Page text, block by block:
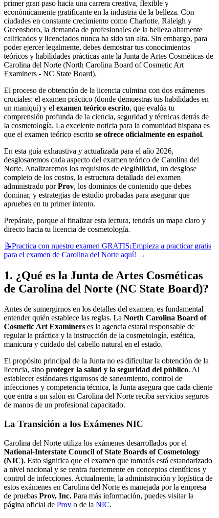
primer gran paso hacia una carrera creativa, flexible y
económicamente gratificante en la industria de la belleza. Con
ciudades en constante crecimiento como Charlotte, Raleigh y
Greensboro, la demanda de profesionales de la belleza altamente
calificados y licenciados nunca ha sido tan alta. Sin embargo, para
poder ejercer legalmente, debes demostrar tus conocimientos
teóricos y habilidades prácticas ante la Junta de Artes Cosméticas de
Carolina del Norte (North Carolina Board of Cosmetic Art
Examiners - NC State Board).
El proceso de obtención de la licencia culmina con dos exámenes
cruciales: el examen práctico (donde demuestras tus habilidades en
un maniquí) y el examen teórico escrito, que evalúa tu
comprensión profunda de la ciencia, seguridad y técnicas detrás de
la cosmetología. La excelente noticia para la comunidad hispana es
que el examen teórico escrito se ofrece oficialmente en español.
En esta guía exhaustiva y actualizada para el año 2026,
desglosaremos cada aspecto del examen teórico de Carolina del
Norte. Analizaremos los requisitos de elegibilidad, un desglose
completo de los costos, la estructura detallada del examen
administrado porProv, los dominios de contenido que debes
dominar, y estrategias de estudio probadas para asegurar que
apruebes en tu primer intento.
Prepárate, porque al finalizar esta lectura, tendrás un mapa claro y
directo hacia tu licencia de cosmetología.
📝Practica con nuestro examen GRATIS¡Empieza a practicar gratis
para el examen de Carolina del Norte aquí! →
1. ¿Qué es la Junta de Artes Cosméticas
de Carolina del Norte (NC State Board)?
Antes de sumergirnos en los detalles del examen, es fundamental
entender quién establece las reglas. La North Carolina Board of
Cosmetic Art Examiners es la agencia estatal responsable de
regular la práctica y la instrucción de la cosmetología, estética,
manicura y cuidado del cabello natural en el estado.
El propósito principal de la Junta no es dificultar la obtención de la
licencia, sino proteger la salud y la seguridad del público. Al
establecer estándares rigurosos de saneamiento, control de
infecciones y competencia técnica, la Junta asegura que cada cliente
que entra a un salón en Carolina del Norte reciba servicios seguros
de manos de un profesional capacitado.
La Transición a los Exámenes NIC
Carolina del Norte utiliza los exámenes desarrollados por el
National-Interstate Council of State Boards of Cosmetology
(NIC). Esto significa que el examen que tomarás está estandarizado
a nivel nacional y se centra fuertemente en conceptos científicos y
control de infecciones. Actualmente, la administración y logística de
estos exámenes en Carolina del Norte es manejada por la empresa
de pruebas Prov, Inc. Para más información, puedes visitar la
página oficial de Prov o de la NIC.